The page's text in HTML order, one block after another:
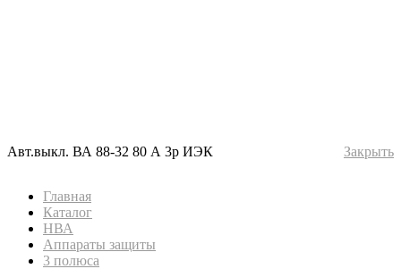
Авт.выкл. ВА 88-32 80 А 3р ИЭК Закрыть
Главная
Каталог
НВА
Аппараты защиты
3 полюса